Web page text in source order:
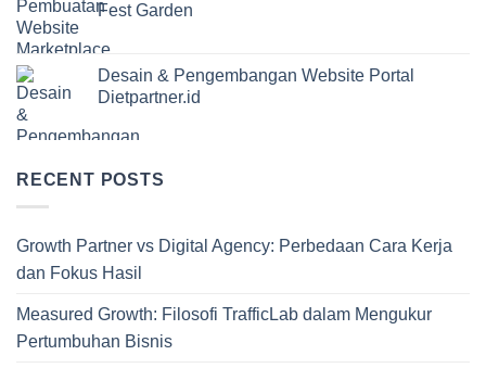
Fest Garden
Desain & Pengembangan Website Portal
Dietpartner.id
RECENT POSTS
Growth Partner vs Digital Agency: Perbedaan Cara Kerja
dan Fokus Hasil
Measured Growth: Filosofi TrafficLab dalam Mengukur
Pertumbuhan Bisnis